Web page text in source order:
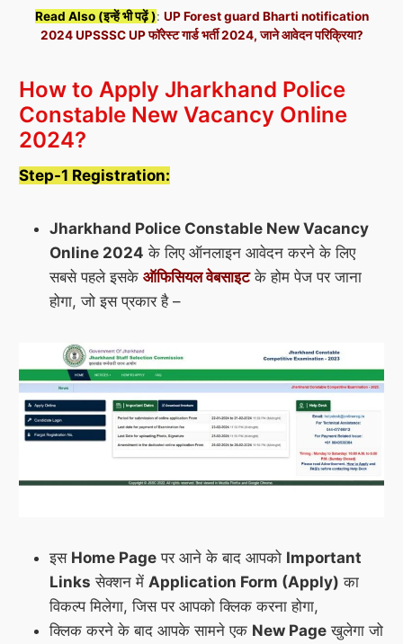
Read Also (इन्हें भी पढ़ें ): UP Forest guard Bharti notification
2024 UPSSSC UP फॉरेस्ट गार्ड भर्ती 2024, जाने आवेदन परिक्रिया?
How to Apply Jharkhand Police
Constable New Vacancy Online
2024?
Step-1 Registration:
Jharkhand Police Constable New Vacancy
Online 2024 के लिए ऑनलाइन आवेदन करने के लिए
सबसे पहले इसके ऑफिसियल वेबसाइटके होम पेज पर जाना
होगा, जो इस प्रकार है –
इस Home Pageपर आने के बाद आपको Important
Links सेक्शन में Application Form (Apply) का
विकल्प मिलेगा, जिस पर आपको क्लिक करना होगा,
क्लिक करने के बाद आपके सामने एक New Pageखुलेगा जो